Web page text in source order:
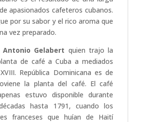
apasionados cafeteros cubanos.
por su sabor y el rico aroma que
vez preparado.
Antonio Gelabert quien trajo la
de café a Cuba a mediados
República Dominicana es de
la planta del café. El café
estuvo disponible durante
hasta 1791, cuando los
franceses que huían de Haití